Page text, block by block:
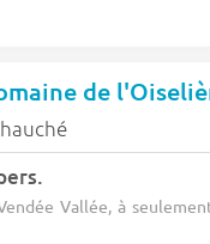
de
Vallée, à